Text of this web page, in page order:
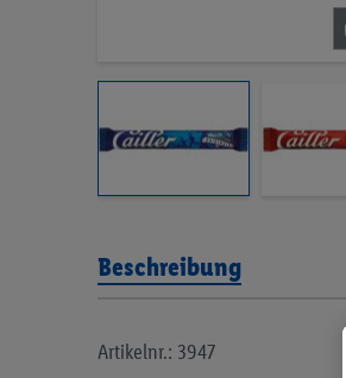
Beschreibung
Artikelnr.: 3947